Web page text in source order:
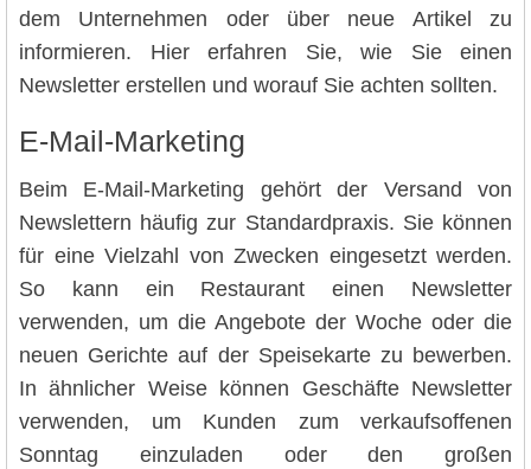
dem Unternehmen oder über neue Artikel zu
informieren. Hier erfahren Sie, wie Sie einen
Newsletter erstellen und worauf Sie achten sollten.
E-Mail-Marketing
Beim E-Mail-Marketing gehört der Versand von
Newslettern häufig zur Standardpraxis. Sie können
für eine Vielzahl von Zwecken eingesetzt werden.
So kann ein Restaurant einen Newsletter
verwenden, um die Angebote der Woche oder die
neuen Gerichte auf der Speisekarte zu bewerben.
In ähnlicher Weise können Geschäfte Newsletter
verwenden, um Kunden zum verkaufsoffenen
Sonntag einzuladen oder den großen